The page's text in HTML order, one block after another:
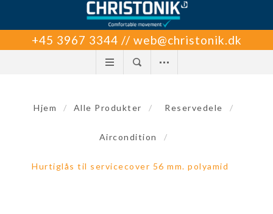
+45 3967 3344 // web@christonik.dk
Hjem / Alle Produkter / Reservedele /
Aircondition /
Hurtiglås til servicecover 56 mm. polyamid